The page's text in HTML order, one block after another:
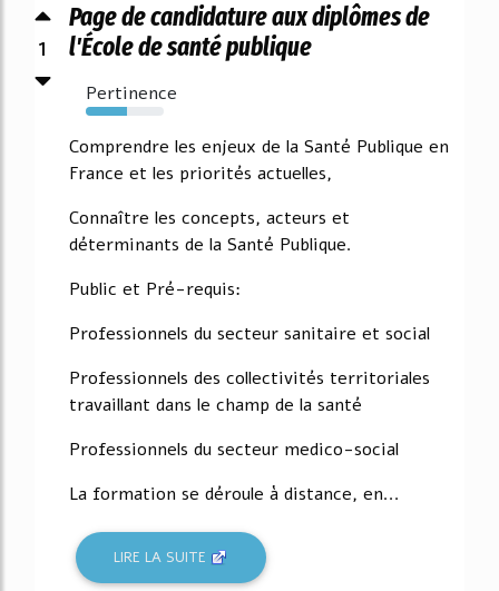
1
Page de candidature aux diplômes de
l'École de santé publique
Pertinence
53%
Comprendre les enjeux de la Santé Publique en
France et les priorités actuelles,
Connaître les concepts, acteurs et
déterminants de la Santé Publique.
Public et Pré-requis:
Professionnels du secteur sanitaire et social
Professionnels des collectivités territoriales
travaillant dans le champ de la santé
Professionnels du secteur medico-social
La formation se déroule à distance, en...
LIRE LA SUITE